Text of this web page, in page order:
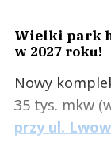
Wielki park
w 2027 roku!
Nowy
35 tys. mkw
przy ul.